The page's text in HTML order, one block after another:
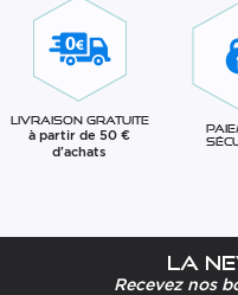
Livraison gratuite
à partir de 50 €
d'achats
La
Recevez nos